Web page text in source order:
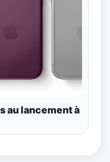
au lancement à